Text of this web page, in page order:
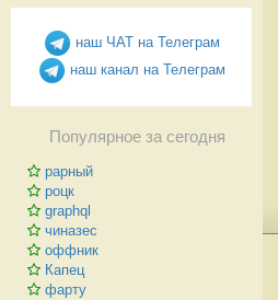
наш ЧАТ на Телеграм
наш канал на Телеграм
Популярное за сегодня
рарный
роцк
graphql
чиназес
оффник
Капец
фарту